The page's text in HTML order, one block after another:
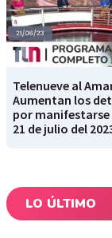
Telenueve al
Aumentan los
por manifestarse
21 de julio del
LO ÚLTIMO